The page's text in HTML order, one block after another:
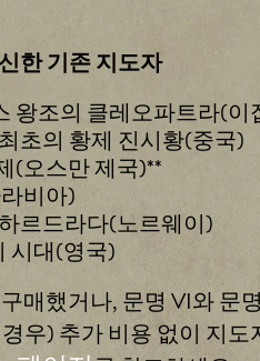
한 기존 지도자
왕조의 클레오파트라(이
초의 황제 진시황(중국)
(오스만 제국)**
비아)
르드라다(노르웨이)
시대(영국)
매했거나, 문명 VI와 문
우) 추가 비용 없이 지